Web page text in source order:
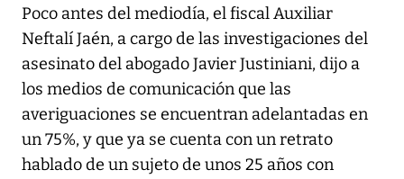
Poco antes del mediodía, el fiscal Auxiliar
Neftalí Jaén, a cargo de las investigaciones del
asesinato del abogado Javier Justiniani, dijo a
los medios de comunicación que las
averiguaciones se encuentran adelantadas en
un 75%, y que ya se cuenta con un retrato
hablado de un sujeto de unos 25 años con